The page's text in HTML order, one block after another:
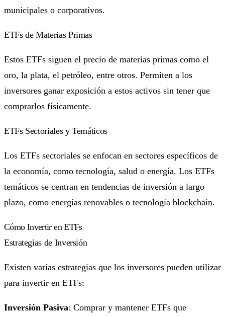
municipales o corporativos.
ETFs de Materias Primas
Estos ETFs siguen el precio de materias primas como el
oro, la plata, el petróleo, entre otros. Permiten a los
inversores ganar exposición a estos activos sin tener que
comprarlos físicamente.
ETFs Sectoriales y Temáticos
Los ETFs sectoriales se enfocan en sectores específicos de
la economía, como tecnología, salud o energía. Los ETFs
temáticos se centran en tendencias de inversión a largo
plazo, como energías renovables o tecnología blockchain.
Cómo Invertir en ETFs
Estrategias de Inversión
Existen varias estrategias que los inversores pueden utilizar
para invertir en ETFs:
Inversión Pasiva: Comprar y mantener ETFs que